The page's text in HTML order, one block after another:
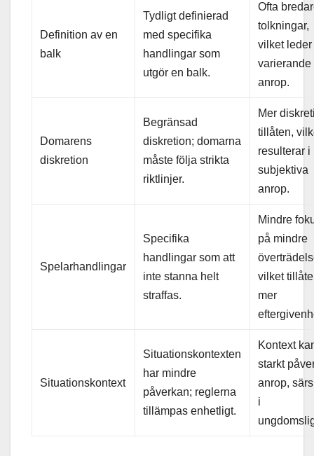
Definition av en
balk
Tydligt definierad
med specifika
handlingar som
utgör en balk.
Ofta
tolkningar,
vilket
varierande
anrop.
Domarens
diskretion
Begränsad
diskretion; domarna
måste följa strikta
riktlinjer.
Mer
tillåten,
resulterar i
subjektiva
anrop.
Spelarhandlingar
Specifika
handlingar som att
inte stanna helt
straffas.
Mindre
på mindre
vilket
mer
Situationskontext
Situationskontexten
har mindre
påverkan; reglerna
tillämpas enhetligt.
Kontext
starkt
anrop,
i